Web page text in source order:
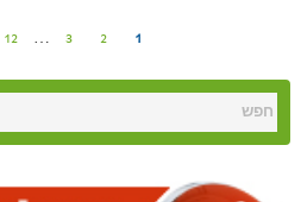
1
2
3
…
12